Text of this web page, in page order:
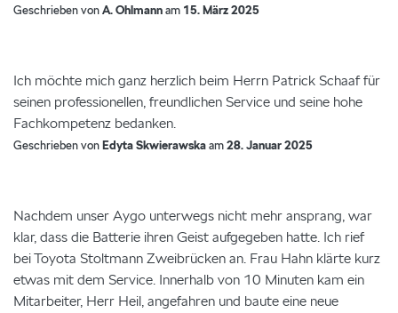
Geschrieben vonA. Ohlmannam 15. März 2025
Ich möchte mich ganz herzlich beim Herrn Patrick Schaaf für
seinen professionellen, freundlichen Service und seine hohe
Fachkompetenz bedanken.
Geschrieben vonEdyta Skwierawskaam28. Januar 2025
Nachdem unser Aygo unterwegs nicht mehr ansprang, war
klar, dass die Batterie ihren Geist aufgegeben hatte. Ich rief
bei Toyota Stoltmann Zweibrücken an. Frau Hahn klärte kurz
etwas mit dem Service. Innerhalb von 10 Minuten kam ein
Mitarbeiter, Herr Heil, angefahren und baute eine neue